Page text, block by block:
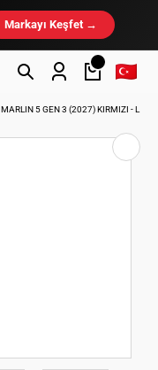
Markayı Keşfet →
MARLIN 5 GEN 3 (2027) KIRMIZI - L